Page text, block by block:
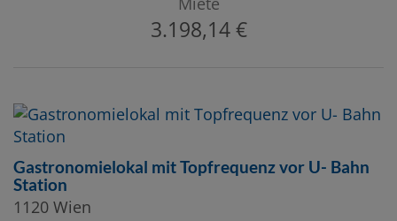
3.198,14 €
Gastronomielokal mit Topfrequenz vor U- Bahn
Station
1120 Wien